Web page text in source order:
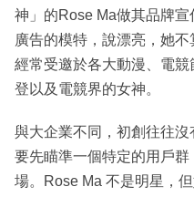
神」的Rose Ma做其品牌宣
廣告的模特，說漂亮，她
經常受邀於各大動漫、電
登以及電競界的女神。
與大企業不同，初創往往
要先瞄準一個特定的用戶
場。Rose Ma 不是明星，